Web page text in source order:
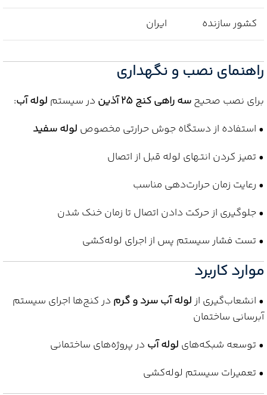
کشور سازنده ایران
راهنمای نصب و نگهداری
برای نصب صحیحسه راهی کنج 25 آذین در سیستم لوله آب:
• استفاده از دستگاه جوش حرارتی مخصوص لوله سفید
• تمیز کردن انتهای لوله قبل از اتصال
• رعایت زمان حرارت‌دهی مناسب
• جلوگیری از حرکت دادن اتصال تا زمان خنک شدن
• تست فشار سیستم پس از اجرای لوله‌کشی
موارد کاربرد
• انشعاب‌گیری از لوله آب سرد و گرم در کنج‌ها اجرای سیستم
آبرسانی ساختمان
• توسعه شبکه‌های لوله آب در پروژه‌های ساختمانی
• تعمیرات سیستم لوله‌کشی